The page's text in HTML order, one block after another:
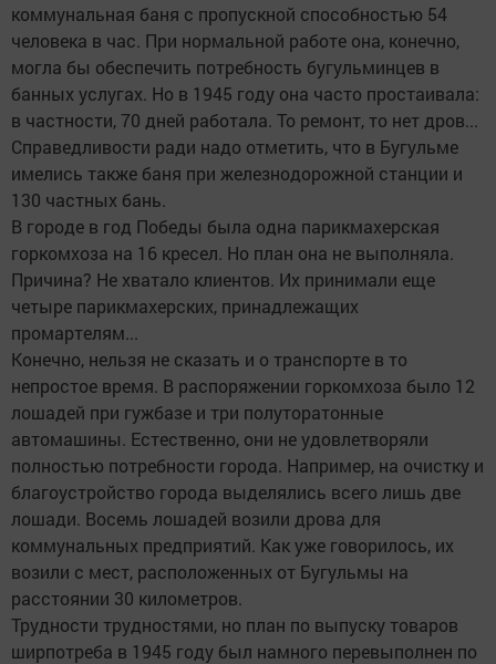
коммунальная баня с пропускной способностью 54
человека в час. При нормальной работе она, конечно,
могла бы обеспечить потребность бугульминцев в
банных услугах. Но в 1945 году она часто простаивала:
в частности, 70 дней работала. То ремонт, то нет дров...
Справедливости ради надо отметить, что в Бугульме
имелись также баня при железнодорожной станции и
130 частных бань.
В городе в год Победы была одна парикмахерская
горкомхоза на 16 кресел. Но план она не выполняла.
Причина? Не хватало клиентов. Их принимали еще
четыре парикмахерских, принадлежащих
промартелям...
Конечно, нельзя не сказать и о транспорте в то
непростое время. В распоряжении горкомхоза было 12
лошадей при гужбазе и три полуторатонные
автомашины. Естественно, они не удовлетворяли
полностью потребности города. Например, на очистку и
благоустройство города выделялись всего лишь две
лошади. Восемь лошадей возили дрова для
коммунальных предприятий. Как уже говорилось, их
возили с мест, расположенных от Бугульмы на
расстоянии 30 километров.
Трудности трудностями, но план по выпуску товаров
ширпотреба в 1945 году был намного перевыполнен по